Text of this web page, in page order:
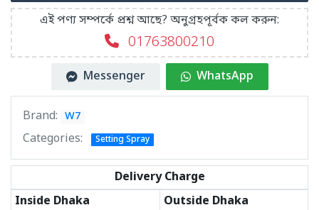
এই পণ্য সম্পর্কে প্রশ্ন আছে? অনুগ্রহপূর্বক কল করুন:
01763800210
Messenger WhatsApp
Brand: W7
Categories: Setting Spray
Delivery Charge
Inside Dhaka
Outside Dhaka